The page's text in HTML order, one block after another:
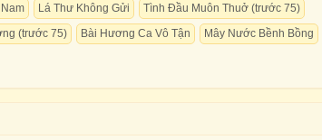
Lá Thư Không Gửi
Tình Đầu Muôn Thuở (trước 75)
(trước 75) Bài Hương Ca Vô Tận
Mây Nước Bềnh Bồng